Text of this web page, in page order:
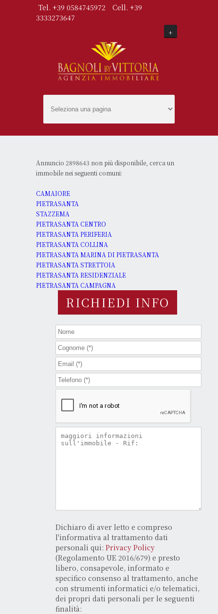
Tel. +39 0584745972
Cell. +39
3333273647
+
Annuncio 2898643 non più disponibile, cerca un
immobile nei seguenti comuni:
CAMAIORE
PIETRASANTA
STAZZEMA
PIETRASANTA CENTRO
PIETRASANTA PERIFERIA
PIETRASANTA COLLINA
PIETRASANTA MARINA DI PIETRASANTA
PIETRASANTA STRETTOIA
PIETRASANTA RESIDENZIALE
PIETRASANTA CAMPAGNA
RICHIEDI INFO
Dichiaro di aver letto e compreso
l'informativa al trattamento dati
personali qui: Privacy Policy
(Regolamento UE 2016/679) e presto
libero, consapevole, informato e
specifico consenso al trattamento, anche
con strumenti informatici e/o telematici,
dei propri dati personali per le seguenti
finalità: